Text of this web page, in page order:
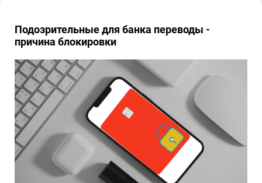
Подозрительные для банка переводы -
причина блокировки